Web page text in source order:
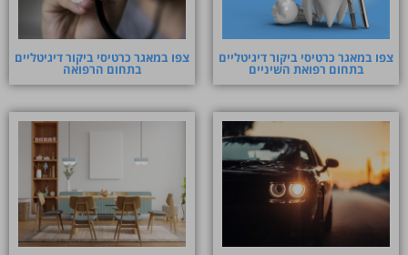
צפו במאגר כרטיסי ביקור דיגיטליים
בתחום רפואת השיניים
צפו במאגר כרטיסי ביקור דיגיטליים
בתחום הרפואה